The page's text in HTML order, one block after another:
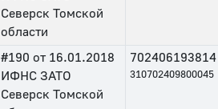
Северск Томской
области
#190 от 16.01.2018
ИФНС ЗАТО
Северск Томской
702406193814
310702409800045